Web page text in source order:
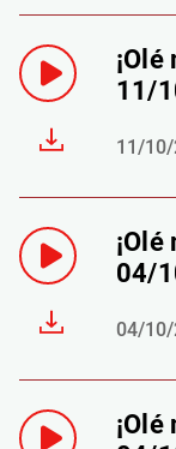
11/
11/10/
04/
04/10/